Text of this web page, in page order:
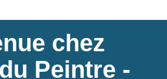
et durabilité
:
chez
Peintre -